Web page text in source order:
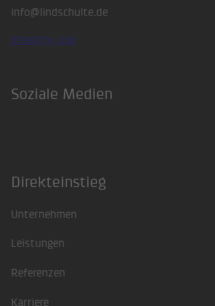
info@lindschulte.de
Integrity Line
Soziale Medien
Direkteinstieg
Unternehmen
Leistungen
Referenzen
Karriere